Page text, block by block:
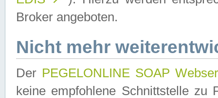
Broker angeboten.
Nicht mehr
Der PEGELONLINE SOAP
keine empfohlene Schnittstelle zu